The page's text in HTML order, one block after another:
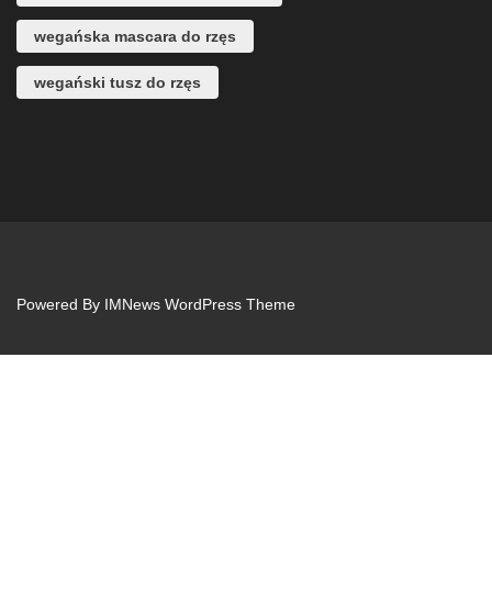
wegańska mascara do rzęs
wegański tusz do rzęs
Powered By IMNews WordPress Theme